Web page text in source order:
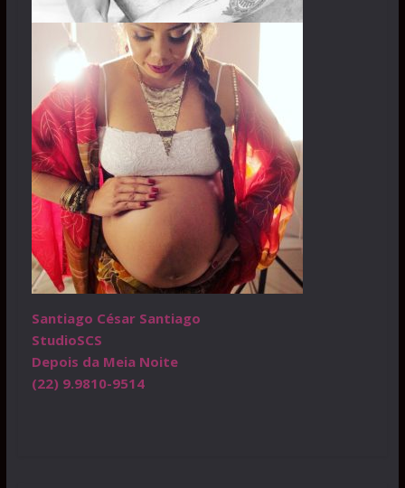
Santiago César Santiago
StudioSCS
Depois da Meia Noite
(22) 9.9810-9514